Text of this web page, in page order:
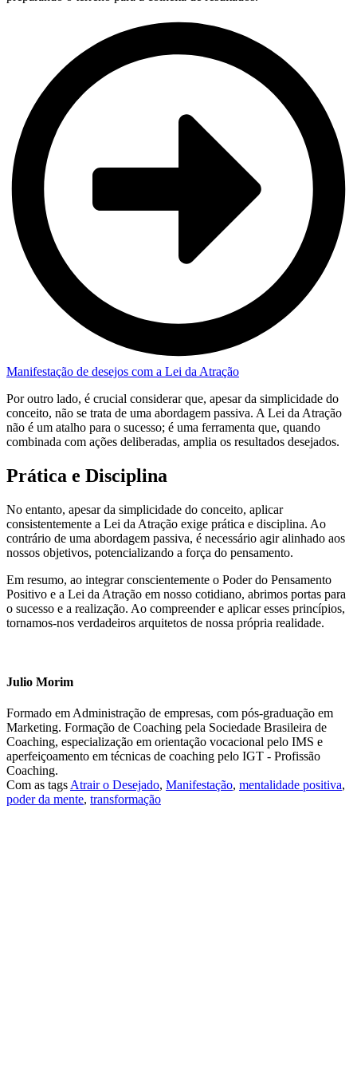
Manifestação de desejos com a Lei da Atração
Por outro lado, é crucial considerar que, apesar da simplicidade do
conceito, não se trata de uma abordagem passiva. A Lei da Atração
não é um atalho para o sucesso; é uma ferramenta que, quando
combinada com ações deliberadas, amplia os resultados desejados.
Prática e Disciplina
No entanto, apesar da simplicidade do conceito, aplicar
consistentemente a Lei da Atração exige prática e disciplina. Ao
contrário de uma abordagem passiva, é necessário agir alinhado aos
nossos objetivos, potencializando a força do pensamento.
Em resumo, ao integrar conscientemente o Poder do Pensamento
Positivo e a Lei da Atração em nosso cotidiano, abrimos portas para
o sucesso e a realização. Ao compreender e aplicar esses princípios,
tornamos-nos verdadeiros arquitetos de nossa própria realidade.
Julio Morim
Formado em Administração de empresas, com pós-graduação em
Marketing. Formação de Coaching pela Sociedade Brasileira de
Coaching, especialização em orientação vocacional pelo IMS e
aperfeiçoamento em técnicas de coaching pelo IGT - Profissão
Coaching.
Com as tags Atrair o Desejado, Manifestação, mentalidade positiva,
poder da mente, transformação